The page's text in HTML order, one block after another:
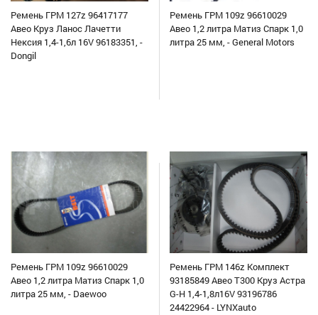
Ремень ГРМ 127z 96417177
Авео Круз Ланос Лачетти
Нексия 1,4-1,6л 16V 96183351, -
Dongil
Ремень ГРМ 109z 96610029
Авео 1,2 литра Матиз Спарк 1,0
литра 25 мм, - General Motors
Ремень ГРМ 109z 96610029
Авео 1,2 литра Матиз Спарк 1,0
литра 25 мм, - Daewoo
Ремень ГРМ 146z Комплект
93185849 Авео Т300 Круз Астра
G-H 1,4-1,8л16V 93196786
24422964 - LYNXauto